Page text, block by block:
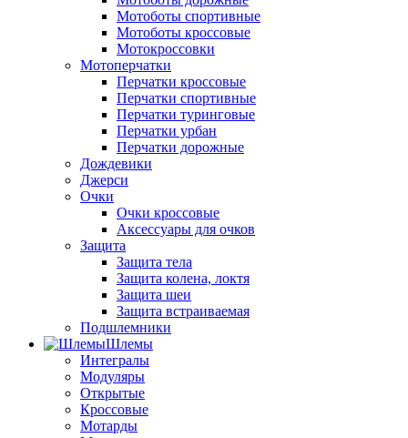
Мотоботы спортивные
Мотоботы кроссовые
Мотокроссовки
Мотоперчатки
Перчатки кроссовые
Перчатки спортивные
Перчатки туринговые
Перчатки урбан
Перчатки дорожные
Дождевики
Джерси
Очки
Очки кроссовые
Аксессуары для очков
Защита
Защита тела
Защита колена, локтя
Защита шеи
Защита встраиваемая
Подшлемники
Шлемы
Интегралы
Модуляры
Открытые
Кроссовые
Мотарды